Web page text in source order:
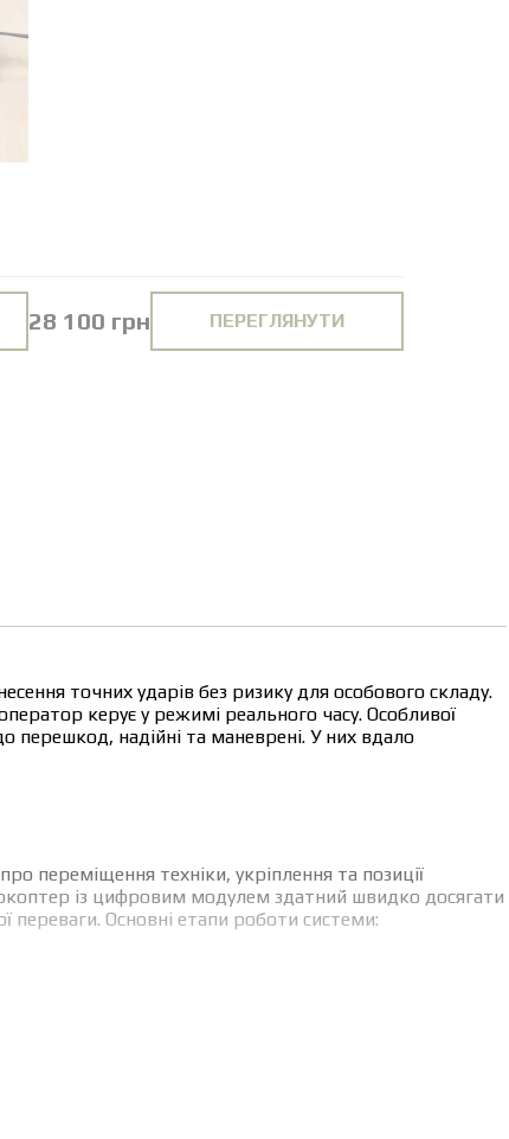
28 100 грн ПЕРЕГЛЯНУТИ
точних ударів без ризику для особового складу.
керує у режимі реального часу. Особливої
перешкод, надійні та маневрені. У них вдало
переміщення техніки, укріплення та позиції
із цифровим модулем здатний швидко досягати
переваги. Основні етапи роботи системи:
Система допомагає утримувати ціль навіть під